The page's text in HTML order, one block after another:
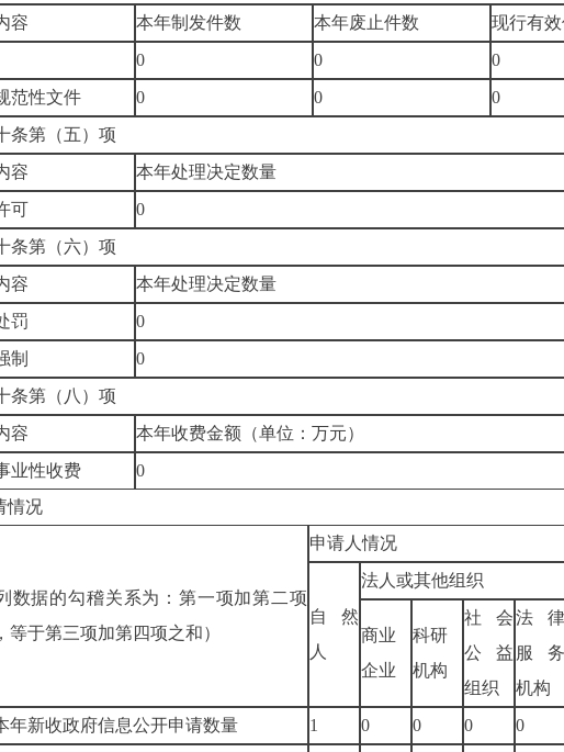
容
本年制发件数 本年废止件数
现行有
0 0
0
范性文件
0 0
0
条第（五）项
容
本年处理决定数量
可
0
条第（六）项
容
本年处理决定数量
罚
0
制
0
条第（八）项
容
本年收费金额（单位：万元）
业性收费
0
情况
数据的勾稽关系为：第一项加第二项
等于第三项加第四项之和）
申请人情况
自然
人
法人或其他组织
商业
企业
科研
机构
社会
公益
组织
法律
服务
机构
年新收政府信息公开申请数量
1 0 0 0
0